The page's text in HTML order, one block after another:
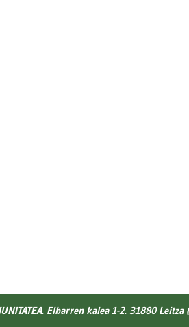
Elbarren kalea 1-2. 31880 Leitza